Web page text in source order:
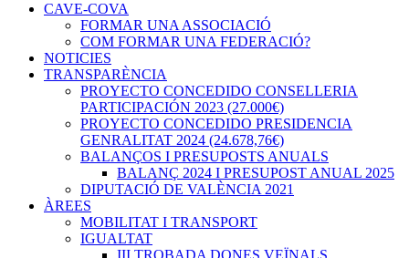
CAVE-COVA
FORMAR UNA ASSOCIACIÓ
COM FORMAR UNA FEDERACIÓ?
NOTICIES
TRANSPARÈNCIA
PROYECTO CONCEDIDO CONSELLERIA
PARTICIPACIÓN 2023 (27.000€)
PROYECTO CONCEDIDO PRESIDENCIA
GENRALITAT 2024 (24.678,76€)
BALANÇOS I PRESUPOSTS ANUALS
BALANÇ 2024 I PRESUPOST ANUAL 2025
DIPUTACIÓ DE VALÈNCIA 2021
ÀREES
MOBILITAT I TRANSPORT
IGUALTAT
III TROBADA DONES VEÏNALS